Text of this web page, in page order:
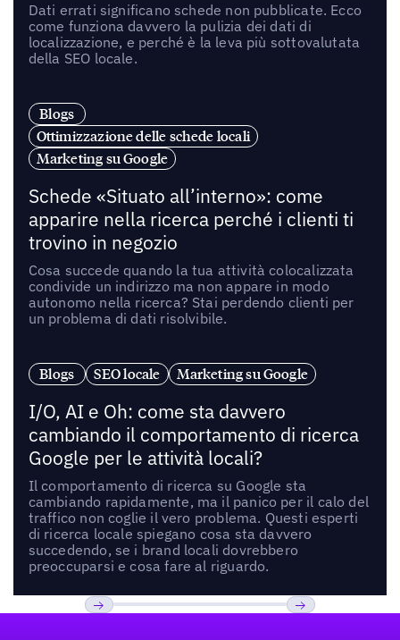
Dati errati significano schede non pubblicate. Ecco
come funziona davvero la pulizia dei dati di
localizzazione, e perché è la leva più sottovalutata
della SEO locale.
Blogs
Ottimizzazione delle schede locali
Marketing su Google
Schede «Situato all’interno»: come
apparire nella ricerca perché i clienti ti
trovino in negozio
Cosa succede quando la tua attività colocalizzata
condivide un indirizzo ma non appare in modo
autonomo nella ricerca? Stai perdendo clienti per
un problema di dati risolvibile.
Blogs SEO locale Marketing su Google
I/O, AI e Oh: come sta davvero
cambiando il comportamento di ricerca
Google per le attività locali?
Il comportamento di ricerca su Google sta
cambiando rapidamente, ma il panico per il calo del
traffico non coglie il vero problema. Questi esperti
di ricerca locale spiegano cosa sta davvero
succedendo, se i brand locali dovrebbero
preoccuparsi e cosa fare al riguardo.